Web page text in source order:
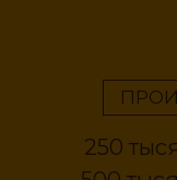
250
500